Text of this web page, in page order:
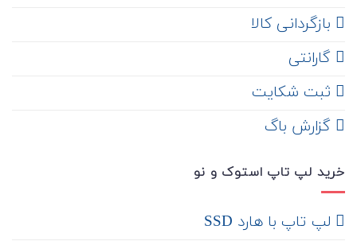
‌ بازگردانی کالا
گارانتی
ثبت شکایت
‌ گزارش باگ
خرید لپ تاپ استوک و نو
لپ تاپ با هارد SSD